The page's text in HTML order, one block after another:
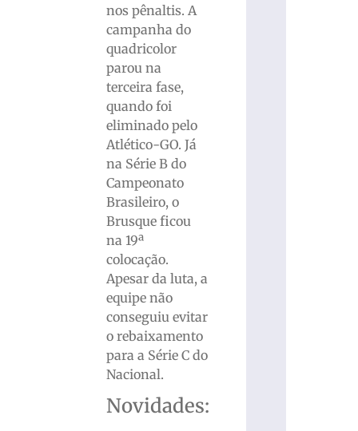
nos pênaltis. A
campanha do
quadricolor
parou na
terceira fase,
quando foi
eliminado pelo
Atlético-GO. Já
na Série B do
Campeonato
Brasileiro, o
Brusque ficou
na 19ª
colocação.
Apesar da luta, a
equipe não
conseguiu evitar
o rebaixamento
para a Série C do
Nacional.
Novidades: